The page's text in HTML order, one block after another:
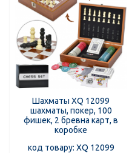
Шахматы XQ 12099
шахматы, покер, 100
фишек, 2 бревна карт, в
коробке
код товару: XQ 12099